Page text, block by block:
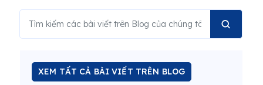
XEM TẤT CẢ BÀI VIẾT TRÊN BLOG